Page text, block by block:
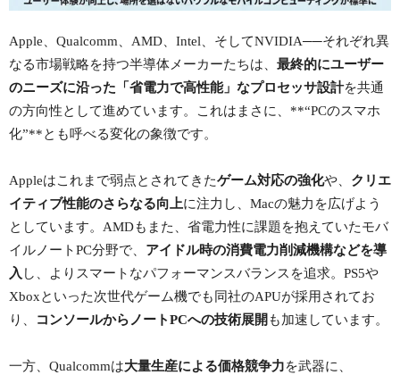
Apple、Qualcomm、AMD、Intel、そしてNVIDIA──それぞれ異
なる市場戦略を持つ半導体メーカーたちは、 最終的にユーザー
のニーズに沿った「省電力で高性能」なプロセッサ設計を共通
の方向性として進めています。これはまさに、**“PCのスマホ
化”**とも呼べる変化の象徴です。
Appleはこれまで弱点とされてきたゲーム対応の強化や、 クリエ
イティブ性能のさらなる向上に注力し、Macの魅力を広げよう
としています。AMDもまた、省電力性に課題を抱えていたモバ
イルノートPC分野で、 アイドル時の消費電力削減機構などを導
入 し、よりスマートなパフォーマンスバランスを追求。PS5や
Xboxといった次世代ゲーム機でも同社のAPUが採用されてお
り、
コンソールからノートPCへの技術展開 も加速しています。
一方、Qualcommは大量生産による価格競争力を武器に、